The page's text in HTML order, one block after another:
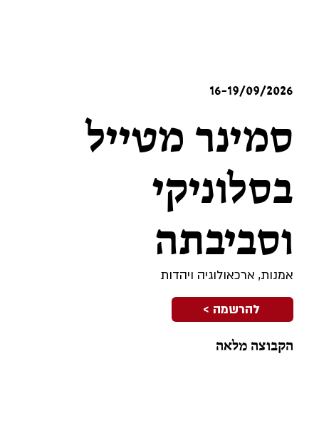
16-19/09/2026
סמינר מטייל
בסלוניקי
וסביבתה
אמנות, ארכאולוגיה ויהדות
להרשמה >
הקבוצה מלאה